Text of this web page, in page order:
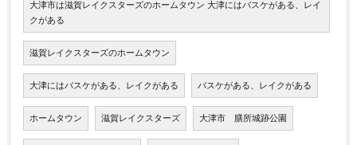
大津市は滋賀レイクスターズのホームタウン 大津にはバスケがある、レイ
クがある
滋賀レイクスターズのホームタウン
大津にはバスケがある、レイクがある バスケがある、レイクがある
ホームタウン 滋賀レイクスターズ 大津市 膳所城跡公園